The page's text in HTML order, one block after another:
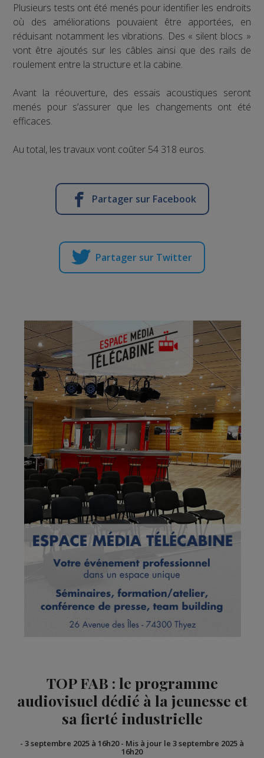
Plusieurs tests ont été menés pour identifier les endroits
où des améliorations pouvaient être apportées, en
réduisant notamment les vibrations. Des « silent blocs »
vont être ajoutés sur les câbles ainsi que des rails de
roulement entre la structure et la cabine.
Avant la réouverture, des essais acoustiques seront
menés pour s’assurer que les changements ont été
efficaces.
Au total, les travaux vont coûter 54 318 euros.
Partager sur Facebook
Partager sur Twitter
TOP FAB : le programme
audiovisuel dédié à la jeunesse et
sa fierté industrielle
- 3 septembre 2025 à 16h20- Mis à jour le 3 septembre 2025 à
16h20